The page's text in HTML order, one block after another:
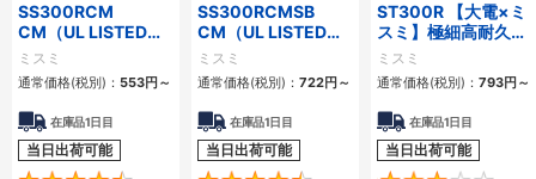
SS300RCM
CM（UL LISTED規
格・NEPA対応） 小
径
ミスミ
通常価格(税別)： 553円 ～
在庫品1日目
当日出荷可能
SS300RCMSB
CM（UL LISTED規
格・NEPA対応） 小
径 シールド付
ミスミ
通常価格(税別)： 722円 ～
在庫品1日目
当日出荷可能
ST300R 【大電×ミ
スミ】極細高耐久ロ
ボットケーブル（シ
ールド無・有）
ミスミ
通常価格(税別)： 793円 ～
在庫品1日目
当日出荷可能